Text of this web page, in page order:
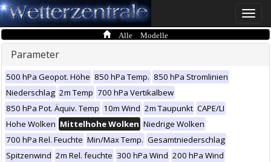
Toggle
Alle Modelle
Parameter
500 hPa Geopot. Höhe 850 hPa Temp. 850 hPa Stromlinien
Niederschlag 2m Temp 700 hPa Vertikalbew
850 hPa Pot. Äquiv. Temp 10m Wind 2m Taupunkt CAPE/LI
Hohe Wolken Mittelhohe Wolken Niedrige Wolken
700 hPa Rel. Feuchte Min/Max Temp. Gesamtniederschlag
Spitzenwind 2m Rel. feuchte 300 hPa Wind 200 hPa Wind